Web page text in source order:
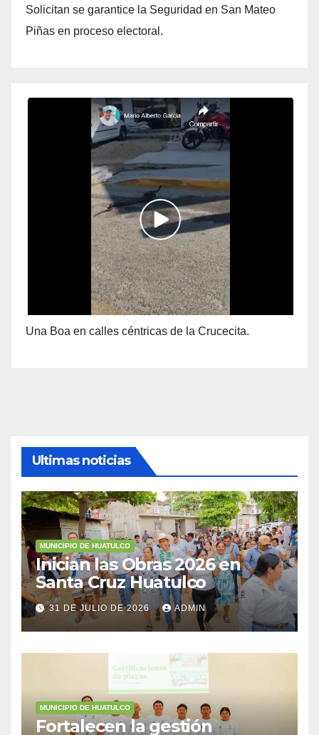
Solicitan se garantice la Seguridad en San Mateo
Piñas en proceso electoral.
Una Boa en calles céntricas de la Crucecita.
Ultimas noticias
MUNICIPIO DE HUATULCO
Inician las Obras 2026 en
Santa Cruz Huatulco
31 DE JULIO DE 2026 ADMIN
MUNICIPIO DE HUATULCO
Fortalecen la gestión